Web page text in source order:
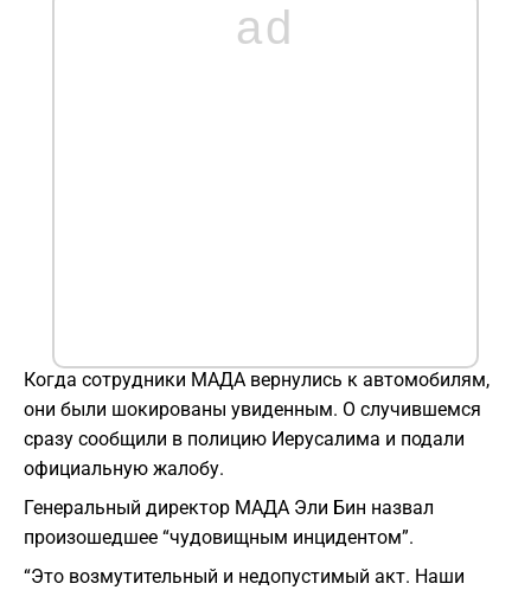
ad
Когда сотрудники МАДА вернулись к автомобилям,
они были шокированы увиденным. О случившемся
сразу сообщили в полицию Иерусалима и подали
официальную жалобу.
Генеральный директор МАДА Эли Бин назвал
произошедшее “чудовищным инцидентом”.
“Это возмутительный и недопустимый акт. Наши